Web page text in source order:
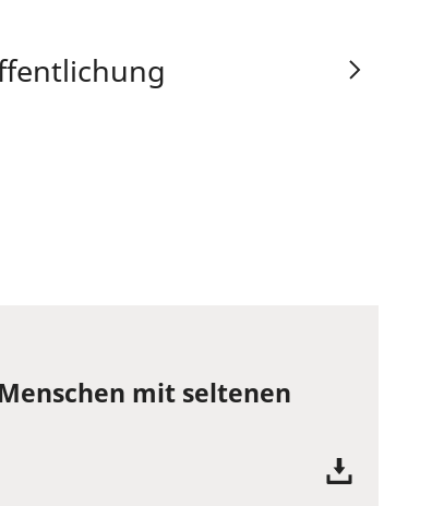
mit seltenen